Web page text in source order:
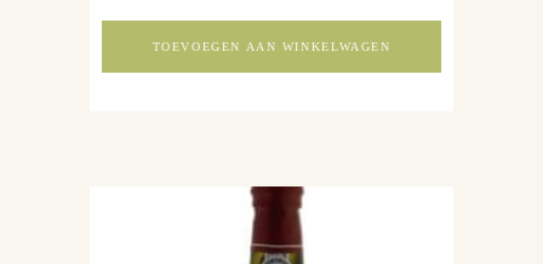
TOEVOEGEN AAN WINKELWAGEN